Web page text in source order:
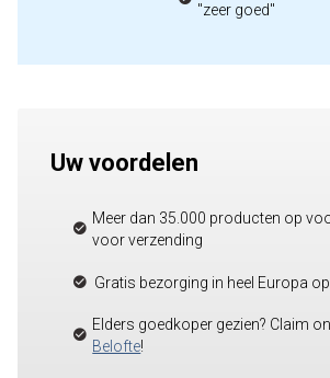
"zeer goed"
Uw voordelen
Meer dan 35.000 producten op
voor verzending
Gratis bezorging in heel Europa
Elders goedkoper gezien? Claim
Belofte!